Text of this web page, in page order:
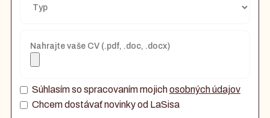
Nahrajte vaše CV (.pdf, .doc, .docx)
Súhlasím so spracovaním mojichosobných údajov
Chcem dostávať novinky od LaSisa